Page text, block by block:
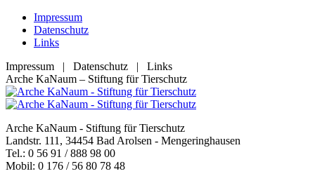
Zum
Inhalt
springen
Impressum
Datenschutz
Links
Impressum | Datenschutz | Links
Facebook
page
opens
new
window
YouTube
page
opens
new
window
RSS
page
opens
new
window
E-
Mail
page
in
new
window
Arche KaNaum – Stiftung für Tierschutz
Arche KaNaum - Stiftung für Tierschutz
Landstr. 111, 34454 Bad Arolsen - Mengeringhausen
Tel.: 0 56 91 / 888 98 00
Mobil: 0 176 / 56 80 78 48